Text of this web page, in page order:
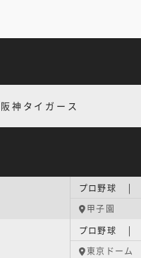
阪神タイガース
プロ野球 |
甲子園
プロ野球 |
東京ドーム